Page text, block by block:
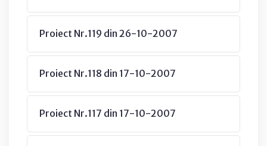
Proiect Nr.119 din 26-10-2007
Proiect Nr.118 din 17-10-2007
Proiect Nr.117 din 17-10-2007